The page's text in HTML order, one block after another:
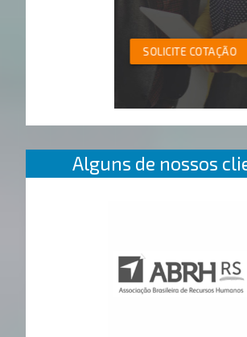
SOLICITE COTAÇÃO
Alguns de nossos